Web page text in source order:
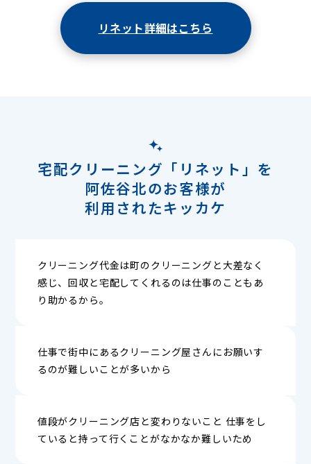
リネット詳細はこちら
宅配クリーニング「リネット」を
阿佐谷北のお客様が
利用されたキッカケ
クリーニング代金は町のクリーニングと大差なく
感じ、回収と宅配してくれるのは仕事のこともあ
り助かるから。
仕事で街中にあるクリーニング屋さんにお願いす
るのが難しいことが多いから
値段がクリーニング店と変わりないこと 仕事をし
ていると持って行くことがなかなか難しいため